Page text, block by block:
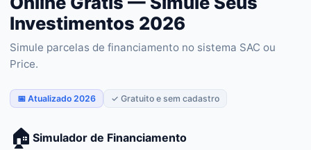
Investimentos 2026
Simule parcelas de financiamento no sistema SAC ou
Price.
📅 Atualizado 2026 ✓ Gratuito e sem cadastro
🏠 Simulador de Financiamento